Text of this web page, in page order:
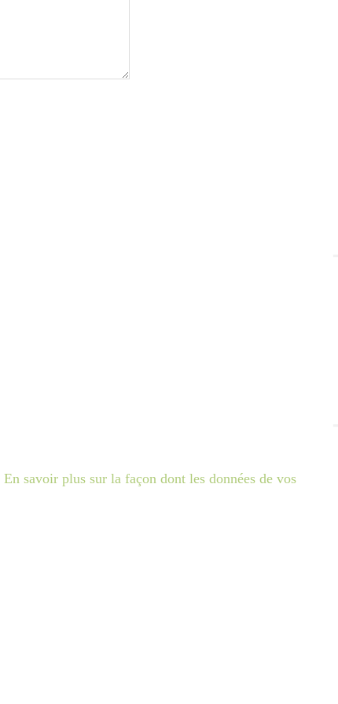
En savoir plus sur la façon dont les données de vos